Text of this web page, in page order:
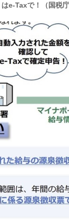
e-Taxで！（国